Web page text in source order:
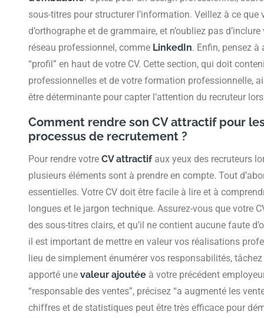
sous-titres pour structurer l’information. Veillez à ce
d’orthographe et de grammaire, et n’oubliez pas
réseau professionnel, comme LinkedIn. Enfin, pensez à
“profil” en haut de votre CV. Cette section, qui doit
professionnelles et de votre formation professionnelle,
être déterminante pour capter l’attention du recruteur
Comment rendre son CV attractif pour
processus de recrutement ?
Pour rendre votreCV attractifaux yeux des recruteurs
plusieurs éléments sont à prendre en compte. Tout
essentielles. Votre CV doit être facile à lire et à
longues et le jargon technique. Assurez-vous que votre
des sous-titres clairs, et qu’il ne contient aucune faute
il est important de mettre en valeur vos réalisations
lieu de simplement énumérer vos responsabilités,
apporté unevaleur ajoutée à votre précédent
“responsable des ventes”, précisez “a augmenté les
chiffres et de statistiques peut être très efficace pour